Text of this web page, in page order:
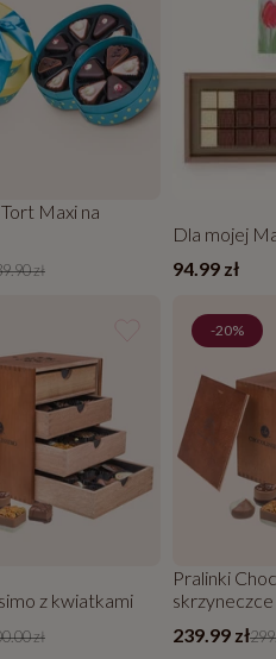
Maxi na
zł
Dla mojej
94.99 zł
z kwiatkami
zł
-20%
Pralinki
kwiatkami
239.99 zł